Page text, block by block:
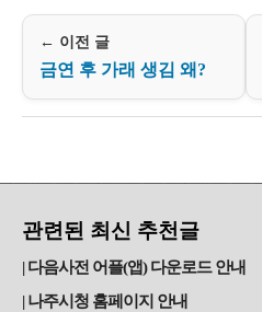
← 이전 글
금연 후 가래 생김 왜?
관련된 최신 추천글
다음사전 어플(앱) 다운로드 안내
나주시청 홈페이지 안내